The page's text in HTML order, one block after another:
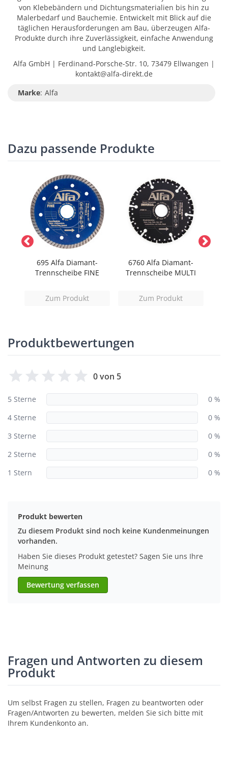
von Klebebändern und Dichtungsmaterialien bis hin zu
Malerbedarf und Bauchemie. Entwickelt mit Blick auf die
täglichen Herausforderungen am Bau, überzeugen Alfa-
Produkte durch ihre Zuverlässigkeit, einfache Anwendung
und Langlebigkeit.
Alfa GmbH | Ferdinand-Porsche-Str. 10, 73479 Ellwangen |
kontakt@alfa-direkt.de
Marke: Alfa
Dazu passende Produkte
695 Alfa Diamant-
Trennscheibe FINE
Zum Produkt
6760 Alfa Diamant-
Trennscheibe MULTI
Zum Produkt
Produktbewertungen
0 von 5
5 Sterne
0 %
4 Sterne
0 %
3 Sterne
0 %
2 Sterne
0 %
1 Stern
0 %
Produkt bewerten
Zu diesem Produkt sind noch keine Kundenmeinungen
vorhanden.
Haben Sie dieses Produkt getestet? Sagen Sie uns Ihre
Meinung
Bewertung verfassen
Fragen und Antworten zu diesem
Produkt
Um selbst Fragen zu stellen, Fragen zu beantworten oder
Fragen/Antworten zu bewerten, melden Sie sich bitte mit
Ihrem Kundenkonto an.